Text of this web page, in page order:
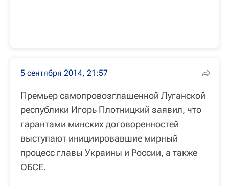
5 сентября 2014, 21:57
Премьер самопровозглашенной Луганской
республики Игорь Плотницкий заявил, что
гарантами минских договоренностей
выступают инициировавшие мирный
процесс главы Украины и России, а также
ОБСЕ.